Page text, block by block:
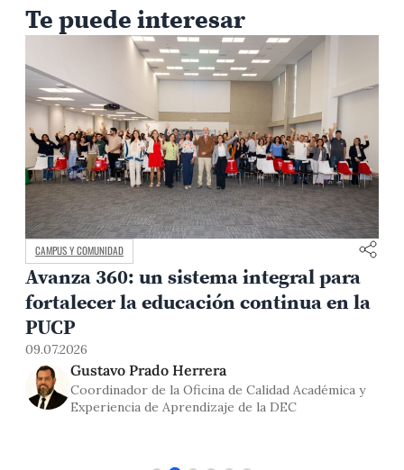
Te puede interesar
MEDIO AMBIENTE Y TERRITORIO
La oportunidad minera del Perú
también depende de la gobernanza
03.07.2026
Rómulo Villegas
Coordinador ejecutivo de la Maestría en Gerencia
Social PUCP y especialista sociopolítico del